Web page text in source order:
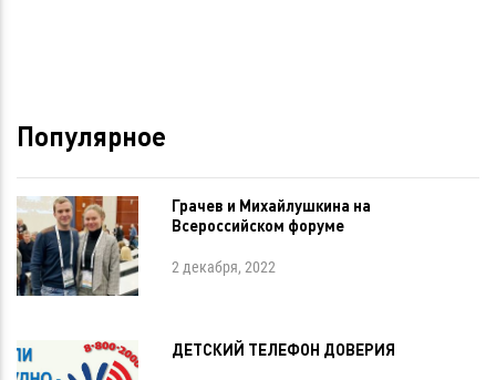
Популярное
Грачев и Михайлушкина на
Всероссийском форуме
2 декабря, 2022
ДЕТСКИЙ ТЕЛЕФОН ДОВЕРИЯ